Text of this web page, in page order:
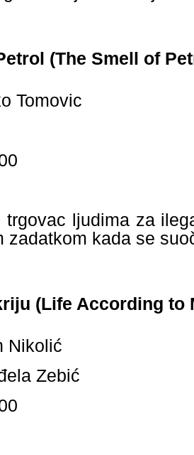
(The Smell of
Tomovic
trgovac ljudima za
zadatkom kada se
(Life According to
Nikolić
Zebić